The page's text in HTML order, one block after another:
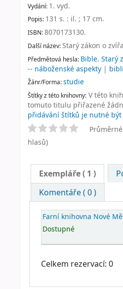
Vydání: 1. vyd.
Popis: 131 s. : il. ; 17 cm.
ISBN:8070173130.
Další název:Starý zákon o
Předmětová hesla: Bible. Starý
-- náboženské aspekty |
Žánr/Forma:studie
Štítky z této knihovny: V této
tomuto titulu přiřazené
přidávání štítků je nutné být
hlasů)
Exempláře( 1 )
Komentáře ( 0 )
Farní knihovna Nové
Dostupné
Celkem rezervací: 0